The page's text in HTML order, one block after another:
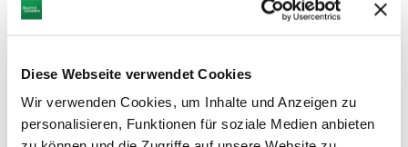
Diese Webseite verwendet Cookies
Wir verwenden Cookies, um Inhalte und Anzeigen zu
personalisieren, Funktionen für soziale Medien anbieten